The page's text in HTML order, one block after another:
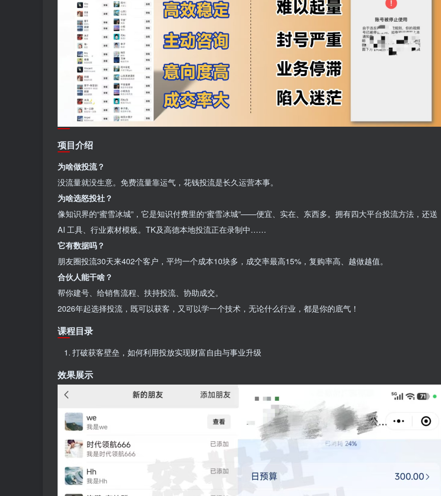
项目介绍
为啥做投流？
没流量就没生意。免费流量靠运气，花钱投流是长久运营本事。
为啥选怒投社？
像知识界的“蜜雪冰城”，它是知识付费里的“蜜雪冰城”——便宜、实在、东西多。拥有四大平台投流方法，还送
AI 工具、行业素材模板。TK及高德本地投流正在录制中……
它有数据吗？
朋友圈投流30天来402个客户，平均一个成本10块多，成交率最高15%，复购率高、越做越值。
合伙人能干啥？
帮你建号、给销售流程、扶持投流、协助成交。
2026年起选择投流，既可以获客，又可以学一个技术，无论什么行业，都是你的底气！
课程目录
打破获客壁垒，如何利用投放实现财富自由与事业升级
效果展示